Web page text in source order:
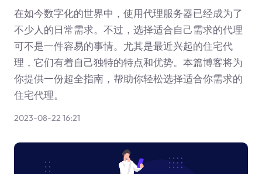
在如今数字化的世界中，使用代理服务器已经成为了
不少人的日常需求。不过，选择适合自己需求的代理
可不是一件容易的事情。尤其是最近兴起的住宅代
理，它们有着自己独特的特点和优势。本篇博客将为
你提供一份超全指南，帮助你轻松选择适合你需求的
住宅代理。
2023-08-22 16:21